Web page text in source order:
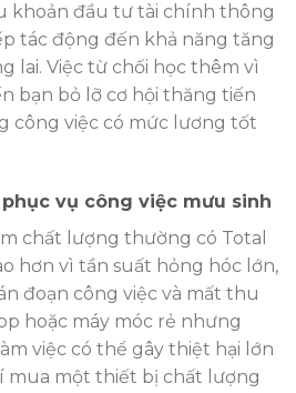
khoản đầu tư tài chính thông
tác động đến khả năng tăng
lai. Việc từ chối học thêm vì
bạn bỏ lỡ cơ hội thăng tiến
công việc có mức lương tốt
vụ công việc mưu sinh
chất lượng thường có Total
hơn vì tần suất hỏng hóc lớn,
đoạn công việc và mất thu
hoặc máy móc rẻ nhưng
việc có thể gây thiệt hại lớn
mua một thiết bị chất lượng